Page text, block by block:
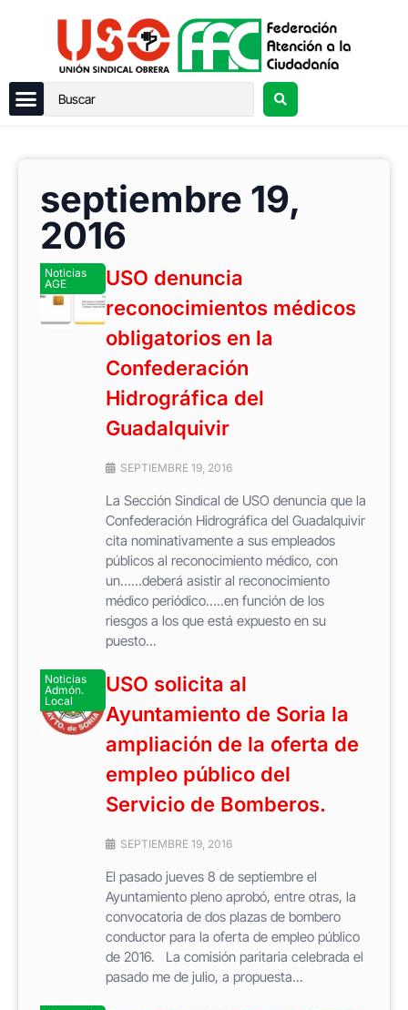
septiembre 19,
2016
Noticias
AGE
USO denuncia
reconocimientos médicos
obligatorios en la
Confederación
Hidrográfica del
Guadalquivir
SEPTIEMBRE 19, 2016
La Sección Sindical de USO denuncia que la
Confederación Hidrográfica del Guadalquivir
cita nominativamente a sus empleados
públicos al reconocimiento médico, con
un……deberá asistir al reconocimiento
médico periódico…..en función de los
riesgos a los que está expuesto en su
puesto...
Noticias
Admón.
Local
USO solicita al
Ayuntamiento de Soria la
ampliación de la oferta de
empleo público del
Servicio de Bomberos.
SEPTIEMBRE 19, 2016
El pasado jueves 8 de septiembre el
Ayuntamiento pleno aprobó, entre otras, la
convocatoria de dos plazas de bombero
conductor para la oferta de empleo público
de 2016. La comisión paritaria celebrada el
pasado me de julio, a propuesta...